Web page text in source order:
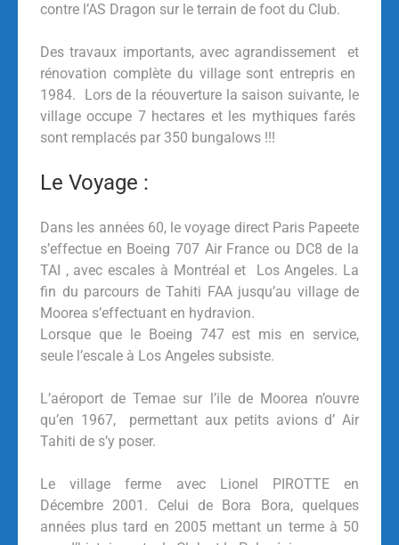
contre l’AS Dragon sur le terrain de foot du Club.
Des travaux importants, avec agrandissement et
rénovation complète du village sont entrepris en
1984. Lors de la réouverture la saison suivante, le
village occupe 7 hectares et les mythiques farés
sont remplacés par 350 bungalows !!!
Le Voyage :
Dans les années 60, le voyage direct Paris Papeete
s’effectue en Boeing 707 Air France ou DC8 de la
TAI , avec escales à Montréal et Los Angeles. La
fin du parcours de Tahiti FAA jusqu’au village de
Moorea s’effectuant en hydravion.
Lorsque que le Boeing 747 est mis en service,
seule l’escale à Los Angeles subsiste.
L’aéroport de Temae sur l’ile de Moorea n’ouvre
qu’en 1967, permettant aux petits avions d’ Air
Tahiti de s’y poser.
Le village ferme avec Lionel PIROTTE en
Décembre 2001. Celui de Bora Bora, quelques
années plus tard en 2005 mettant un terme à 50